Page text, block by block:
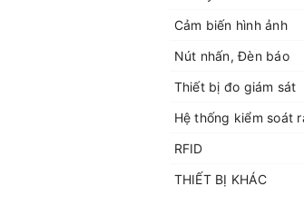
Cảm biến hình ảnh
Nút nhấn, Đèn báo
Thiết bị đo giám sát
Hệ thống kiểm soát
RFID
THIẾT BỊ KHÁC